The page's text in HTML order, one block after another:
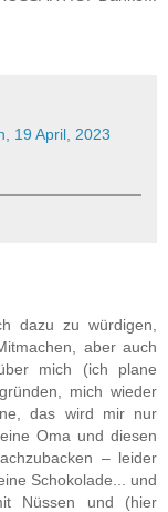
19 April, 2023
dazu zu würdigen,
aber auch
mich (ich plane
mich wieder
das wird mir nur
Oma und diesen
– leider
Schokolade... und
Nüssen und (hier